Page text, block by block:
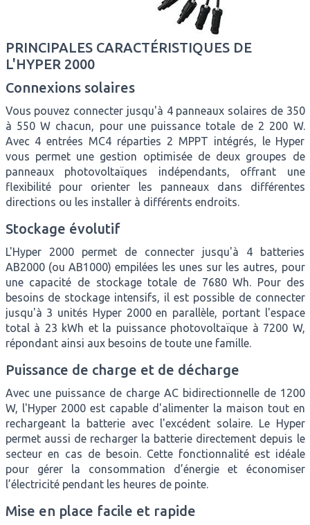
PRINCIPALES CARACTÉRISTIQUES DE
L'HYPER 2000
Connexions solaires
Vous pouvez connecter jusqu'à 4 panneaux solaires de 350
à 550 W chacun, pour une puissance totale de 2 200 W.
Avec 4 entrées MC4 réparties 2 MPPT intégrés, le Hyper
vous permet une gestion optimisée de deux groupes de
panneaux photovoltaïques indépendants, offrant une
flexibilité pour orienter les panneaux dans différentes
directions ou les installer à différents endroits.
Stockage évolutif
L'Hyper 2000 permet de connecter jusqu'à 4 batteries
AB2000 (ou AB1000) empilées les unes sur les autres, pour
une capacité de stockage totale de 7680 Wh. Pour des
besoins de stockage intensifs, il est possible de connecter
jusqu'à 3 unités Hyper 2000 en parallèle, portant l'espace
total à 23 kWh et la puissance photovoltaïque à 7200 W,
répondant ainsi aux besoins de toute une famille.
Puissance de charge et de décharge
Avec une puissance de charge AC bidirectionnelle de 1200
W, l'Hyper 2000 est capable d'alimenter la maison tout en
rechargeant la batterie avec l'excédent solaire. Le Hyper
permet aussi de recharger la batterie directement depuis le
secteur en cas de besoin. Cette fonctionnalité est idéale
pour gérer la consommation d’énergie et économiser
l’électricité pendant les heures de pointe.
Mise en place facile et rapide